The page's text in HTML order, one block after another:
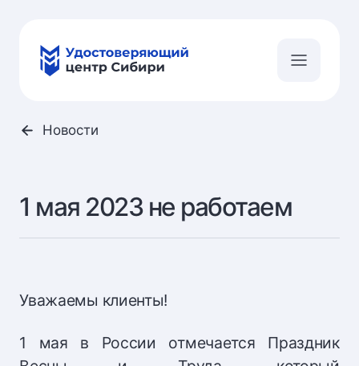
Новости
1 мая 2023 не работаем
Уважаемы клиенты!
1 мая в России отмечается Праздник